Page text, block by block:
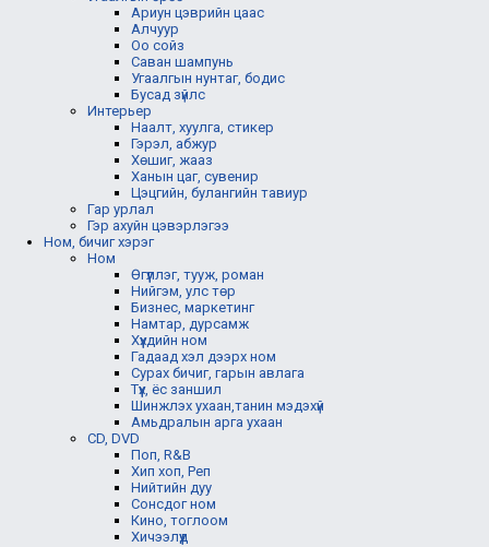
Ариун цэврийн цаас
Алчуур
Оо сойз
Саван шампунь
Угаалгын нунтаг, бодис
Бусад зүйлс
Интерьер
Наалт, хуулга, стикер
Гэрэл, абжур
Хөшиг, жааз
Ханын цаг, сувенир
Цэцгийн, булангийн тавиур
Гар урлал
Гэр ахуйн цэвэрлэгээ
Ном, бичиг хэрэг
Ном
Өгүүллэг, тууж, роман
Нийгэм, улс төр
Бизнес, маркетинг
Намтар, дурсамж
Хүүхдийн ном
Гадаад хэл дээрх ном
Сурах бичиг, гарын авлага
Түүх, ёс заншил
Шинжлэх ухаан,танин мэдэхүй
Амьдралын арга ухаан
CD, DVD
Поп, R&B
Хип хоп, Реп
Нийтийн дуу
Сонсдог ном
Кино, тоглоом
Хичээлүүд